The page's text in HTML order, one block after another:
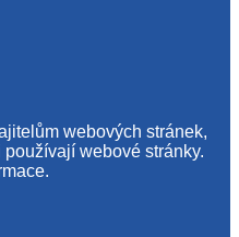
webových stránek,
webové stránky.